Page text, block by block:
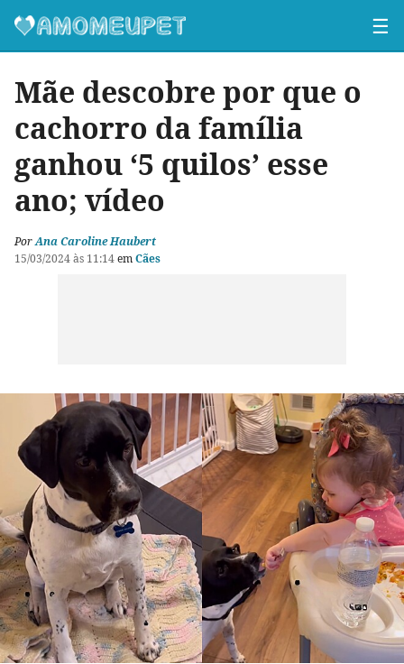
☰
Mãe descobre por que o
cachorro da família
ganhou ‘5 quilos’ esse
ano; vídeo
PorAna Caroline Haubert
15/03/2024 às 11:14emCães